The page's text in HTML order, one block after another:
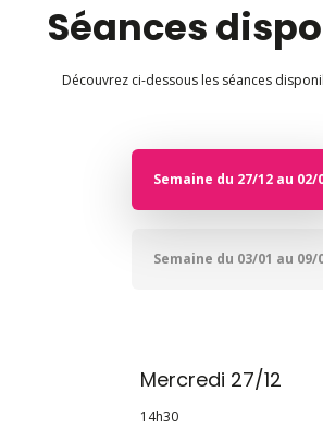
Séances
Découvrez ci-dessous les séances
Semaine du 27/12 au 02/
Semaine du 03/01 au 09/
Mercredi 27/12
14h30